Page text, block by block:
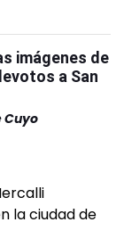
imágenes de
a San
Cuyo
la ciudad de